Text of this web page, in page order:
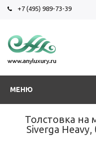
+7 (495) 989-73-39
МЕНЮ
Толстовка
Siverga